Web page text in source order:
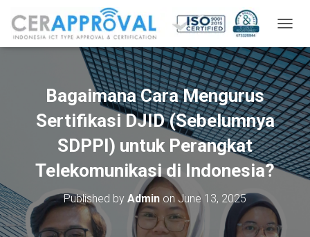
O
G
G
L
E
N
A
V
I
G
Bagaimana Cara Mengurus
Sertifikasi DJID (Sebelumnya
SDPPI) untuk Perangkat
Telekomunikasi di Indonesia?
Published by Admin onJune 13, 2025